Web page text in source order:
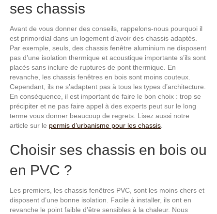
ses chassis
Avant de vous donner des conseils, rappelons-nous pourquoi il
est primordial dans un logement d’avoir des chassis adaptés.
Par exemple, seuls, des chassis fenêtre aluminium ne disposent
pas d’une isolation thermique et acoustique importante s’ils sont
placés sans inclure de ruptures de pont thermique. En
revanche, les chassis fenêtres en bois sont moins couteux.
Cependant, ils ne s’adaptent pas à tous les types d’architecture.
En conséquence, il est important de faire le bon choix : trop se
précipiter et ne pas faire appel à des experts peut sur le long
terme vous donner beaucoup de regrets. Lisez aussi notre
article sur le permis d’urbanisme pour les chassis
Choisir ses chassis en bois ou
en PVC ?
Les premiers, les chassis fenêtres PVC, sont les moins chers et
disposent d’une bonne isolation. Facile à installer, ils ont en
revanche le point faible d’être sensibles à la chaleur. Nous